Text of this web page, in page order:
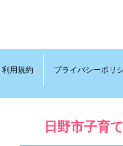
利用規約 プライバシーポリ
日野市子育